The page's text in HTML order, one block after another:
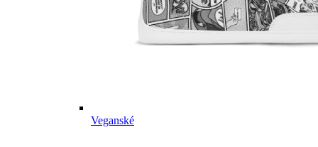
Veganské